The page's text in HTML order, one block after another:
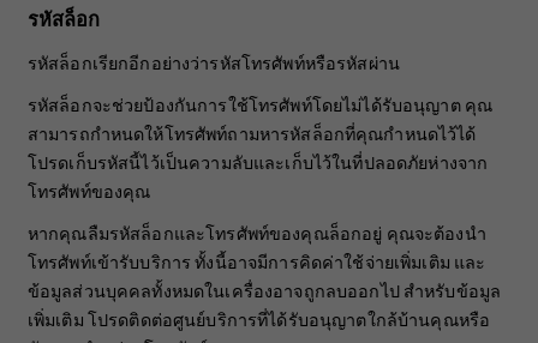
รหัสล็อก
รหัสล็อกเรียกอีกอย่างว่ารหัสโทรศัพท์หรือรหัสผ่าน
รหัสล็อกจะช่วยป้องกันการใช้โทรศัพท์โดยไม่ได้รับอนุญาต คุณ
สามารถกำหนดให้โทรศัพท์ถามหารหัสล็อกที่คุณกำหนดไว้ได้
โปรดเก็บรหัสนี้ไว้เป็นความลับและเก็บไว้ในที่ปลอดภัยห่างจาก
โทรศัพท์ของคุณ
หากคุณลืมรหัสล็อกและโทรศัพท์ของคุณล็อกอยู่ คุณจะต้องนำ
โทรศัพท์เข้ารับบริการ ทั้งนี้อาจมีการคิดค่าใช้จ่ายเพิ่มเติม และ
ข้อมูลส่วนบุคคลทั้งหมดในเครื่องอาจถูกลบออกไป สำหรับข้อมูล
เพิ่มเติม โปรดติดต่อศูนย์บริการที่ได้รับอนุญาตใกล้บ้านคุณหรือ